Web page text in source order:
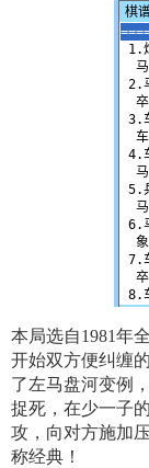
本局选自1981年
开始双方便纠缠
了左马盘河变例
捉死，在少一子
攻，向对方施加
称经典！